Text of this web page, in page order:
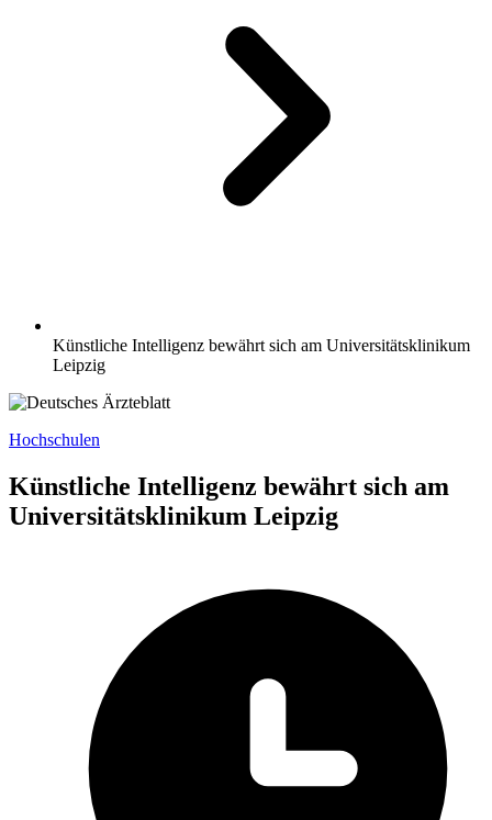
Künstliche Intelligenz bewährt sich am Universitätsklinikum
Leipzig
Hochschulen
Künstliche Intelligenz bewährt sich am
Universitätsklinikum Leipzig